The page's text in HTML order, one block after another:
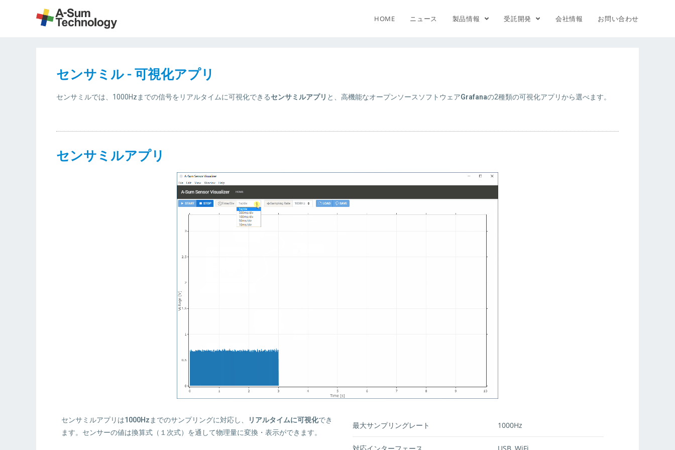
HOME ニュース 製品情報 受託開発 会社情報 お問い合わせ
センサミル - 可視化アプリ
センサミルでは、1000Hzまでの信号をリアルタイムに可視化できるセンサミルアプリ と、高機能なオープンソースソフトウェアGrafanaの2種類の可視化アプリから選べます。
センサミルアプリ
センサミルアプリは1000Hzまでのサンプリングに対応し、 リアルタイムに可視化でき
ます。センサーの値は換算式（１次式）を通して物理量に変換・表示ができます。
最大サンプリングレート 1000Hz